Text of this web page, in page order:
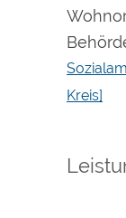
Kreis]